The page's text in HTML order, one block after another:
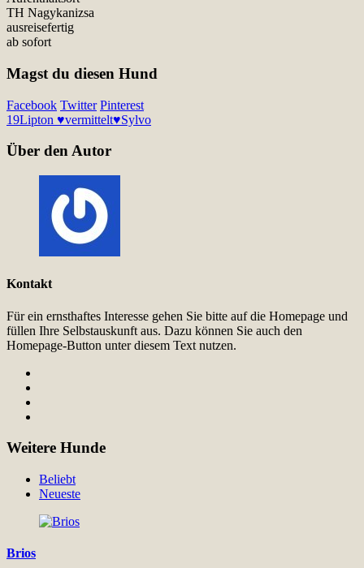
TH Nagykanizsa
ausreisefertig
ab sofort
Magst du diesen Hund
Facebook Twitter Pinterest
19Lipton ♥vermittelt♥Sylvo
Über den Autor
Kontakt
Für ein ernsthaftes Interesse gehen Sie bitte auf die Homepage und
füllen Ihre Selbstauskunft aus. Dazu können Sie auch den
Homepage-Button unter diesem Text nutzen.
Weitere Hunde
Beliebt
Neueste
Brios